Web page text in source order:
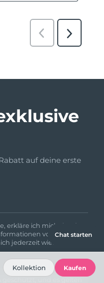
auf deine erste
erkläre ich mich damit
von FOREO
jederzeit wieder
Chat starten
Kollektion Kaufen